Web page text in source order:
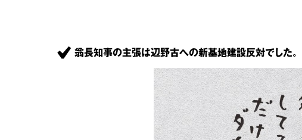
翁長知事の主張は辺野古への新基地建設反対でした。